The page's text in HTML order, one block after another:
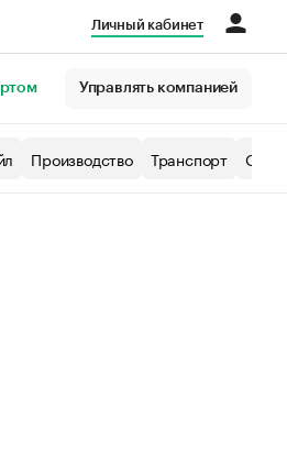
Личный кабинет
Управлять компанией
Производство Транспорт